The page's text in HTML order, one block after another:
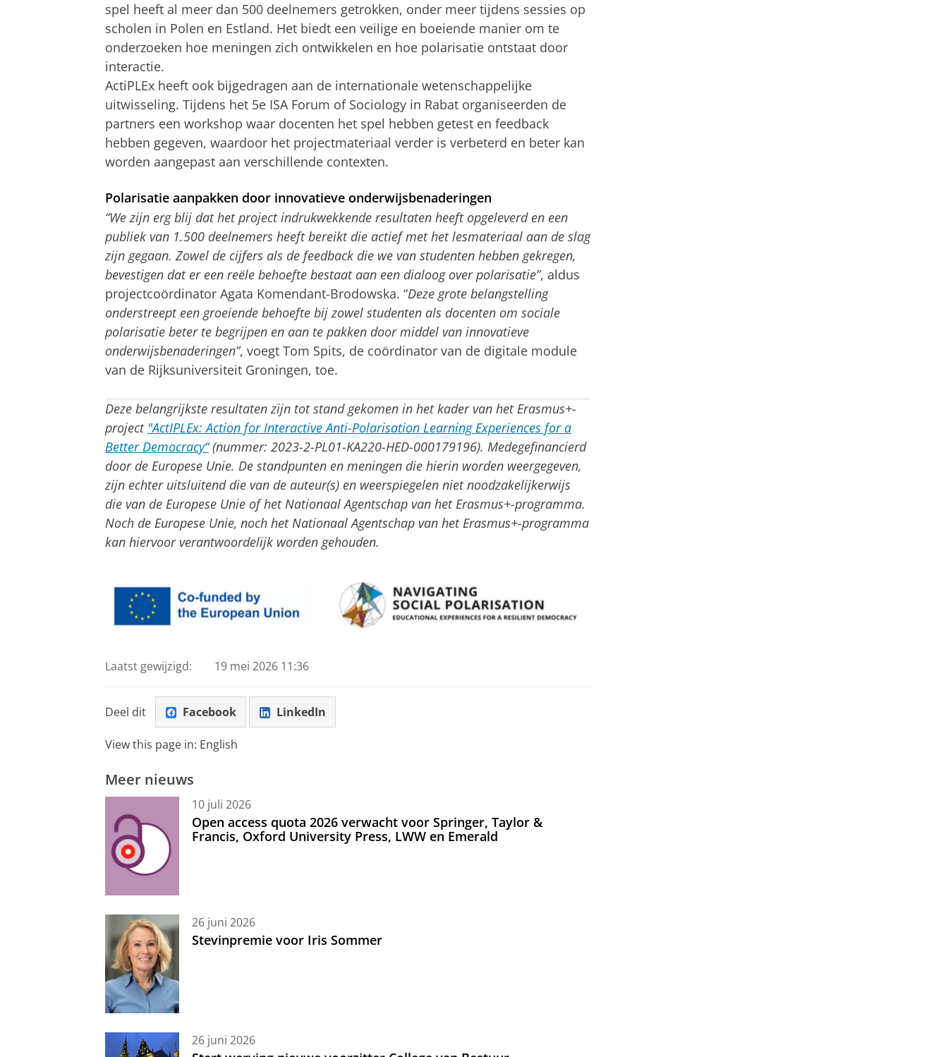
spel heeft al meer dan 500 deelnemers getrokken, onder meer tijdens sessies op
scholen in Polen en Estland. Het biedt een veilige en boeiende manier om te
onderzoeken hoe meningen zich ontwikkelen en hoe polarisatie ontstaat door
interactie.
ActiPLEx heeft ook bijgedragen aan de internationale wetenschappelijke
uitwisseling. Tijdens het 5e ISA Forum of Sociology in Rabat organiseerden de
partners een workshop waar docenten het spel hebben getest en feedback
hebben gegeven, waardoor het projectmateriaal verder is verbeterd en beter kan
worden aangepast aan verschillende contexten.
Polarisatie aanpakken door innovatieve onderwijsbenaderingen
“We zijn erg blij dat het project indrukwekkende resultaten heeft opgeleverd en een
publiek van 1.500 deelnemers heeft bereikt die actief met het lesmateriaal aan de slag
zijn gegaan. Zowel de cijfers als de feedback die we van studenten hebben gekregen,
bevestigen dat er een reële behoefte bestaat aan een dialoog over polarisatie”, aldus
projectcoördinator Agata Komendant-Brodowska. “Deze grote belangstelling
onderstreept een groeiende behoefte bij zowel studenten als docenten om sociale
polarisatie beter te begrijpen en aan te pakken door middel van innovatieve
onderwijsbenaderingen”, voegt Tom Spits, de coördinator van de digitale module
van de Rijksuniversiteit Groningen, toe.
Deze belangrijkste resultaten zijn tot stand gekomen in het kader van het Erasmus+-
project "ActIPLEx: Action for Interactive Anti-Polarisation Learning Experiences for a
Better Democracy“(nummer: 2023-2-PL01-KA220-HED-000179196). Medegefinancierd
door de Europese Unie. De standpunten en meningen die hierin worden weergegeven,
zijn echter uitsluitend die van de auteur(s) en weerspiegelen niet noodzakelijkerwijs
die van de Europese Unie of het Nationaal Agentschap van het Erasmus+-programma.
Noch de Europese Unie, noch het Nationaal Agentschap van het Erasmus+-programma
kan hiervoor verantwoordelijk worden gehouden.
Laatst gewijzigd: 19 mei 2026 11:36
Deel dit Facebook LinkedIn
View this page in: English
Meer nieuws
10 juli 2026
Open access quota 2026 verwacht voor Springer, Taylor &
Francis, Oxford University Press, LWW en Emerald
26 juni 2026
Stevinpremie voor Iris Sommer
26 juni 2026